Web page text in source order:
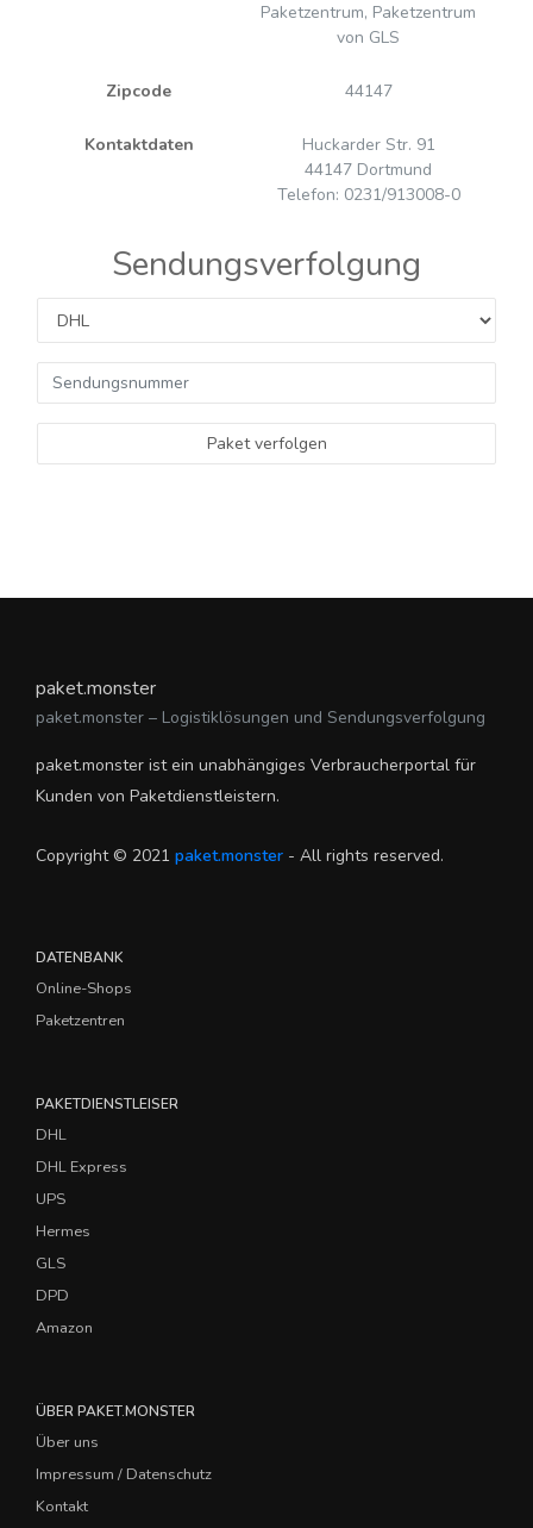
Paketzentrum, Paketzentrum
von GLS
Zipcode 44147
Kontaktdaten
Huckarder Str. 91
44147 Dortmund
Telefon: 0231/913008-0
Sendungsverfolgung
Paket verfolgen
paket.monster
paket.monster – Logistiklösungen und Sendungsverfolgung
paket.monster ist ein unabhängiges Verbraucherportal für
Kunden von Paketdienstleistern.
Copyright © 2021 paket.monster - All rights reserved.
DATENBANK
Online-Shops
Paketzentren
PAKETDIENSTLEISER
DHL
DHL Express
UPS
Hermes
GLS
DPD
Amazon
ÜBER PAKET.MONSTER
Über uns
Impressum / Datenschutz
Kontakt